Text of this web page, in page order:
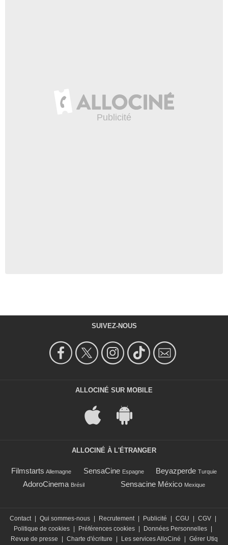
SUIVEZ-NOUS
ALLOCINÉ SUR MOBILE
ALLOCINÉ À L'ÉTRANGER
Filmstarts Allemagne SensaCine Espagne Beyazperde Turquie
AdoroCinema Brésil Sensacine México Mexique
Contact | Qui sommes-nous | Recrutement | Publicité | CGU | CGV |
Politique de cookies | Préférences cookies | Données Personnelles |
Revue de presse
| Charte d'écriture | Les services AlloCiné | Gérer Utiq